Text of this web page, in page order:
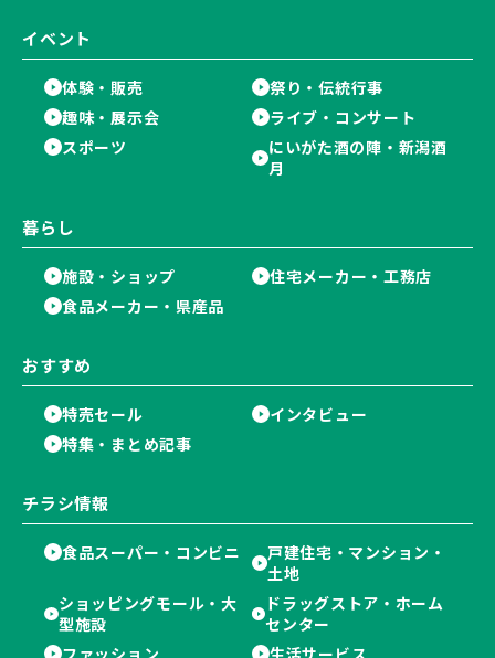
イベント
体験・販売
祭り・伝統行事
趣味・展示会
ライブ・コンサート
スポーツ
にいがた酒の陣・新潟酒
月
暮らし
施設・ショップ
住宅メーカー・工務店
食品メーカー・県産品
おすすめ
特売セール
インタビュー
特集・まとめ記事
チラシ情報
食品スーパー・コンビニ
戸建住宅・マンション・
土地
ショッピングモール・大
型施設
ドラッグストア・ホーム
センター
ファッション
生活サービス